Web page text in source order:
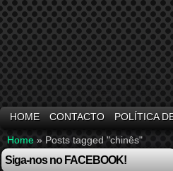
HOME CONTACTO POLÍTICA
Home » Posts tagged "chinês"
Siga-nos no FACEBOOK!